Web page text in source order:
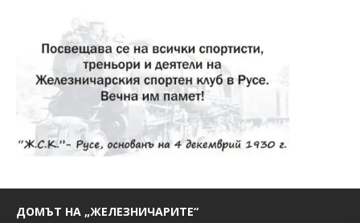
ДОМЪТ НА „ЖЕЛЕЗНИЧАРИТЕ“